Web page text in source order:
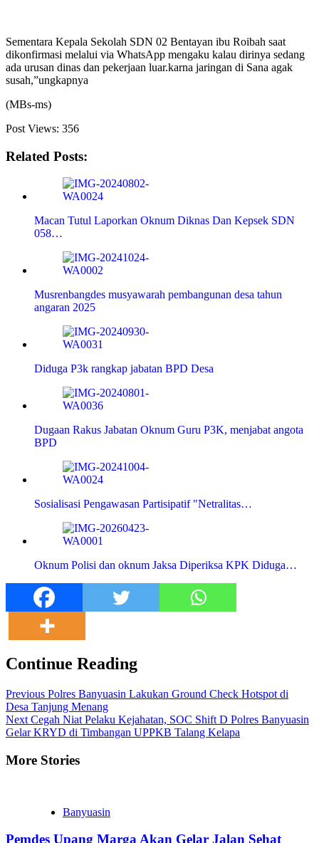
Sementara Kepala Sekolah SDN 02 Bentayan ibu Roibah saat
dikonfirmasi melalui via WhatsApp mengaku kalau dirinya sedang
ada urusan dinas dan pekerjaan luar.karna jaringan di Sana agak
susah,”ungkapnya
(MBs-ms)
Post Views: 356
Related Posts:
Macan Tutul Laporkan Oknum Diknas Dan Kepsek SDN
058…
Musrenbangdes musyawarah pembangunan desa tahun
angaran 2025
Diduga P3k rangkap jabatan BPD Desa
Dugaan Rakus Jabatan Oknum Guru P3K, menjabat angota
BPD
Sosialisasi Pengawasan Partisipatif "Netralitas…
Oknum Polisi dan oknum Jaksa Diperiksa KPK Diduga…
Continue Reading
Previous Polres Banyuasin Lakukan Ground Check Hotspot di
Desa Tanjung Menang
Next Cegah Niat Pelaku Kejahatan, SOC Shift D Polres Banyuasin
Gelar KRYD di Timbangan UPPKB Talang Kelapa
More Stories
Banyuasin
Pemdes Upang Marga Akan Gelar Jalan Sehat